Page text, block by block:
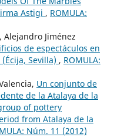
Astigi , ROMULA:
Alejandro Jiménez
de espectáculos en
Sevilla) , ROMULA:
Un conjunto de
de la Atalaya de la
of pottery
from Atalaya de la
Núm. 11 (2012)